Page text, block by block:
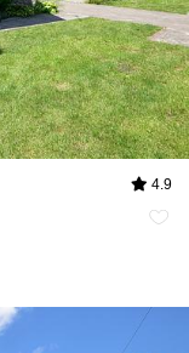
4.9